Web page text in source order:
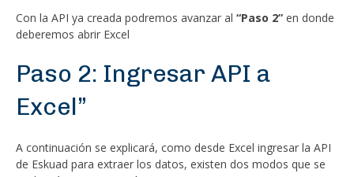
Con la API ya creada podremos avanzar al “Paso 2” en donde
deberemos abrir Excel
Paso 2: Ingresar API a
Excel”
A continuación se explicará, como desde Excel ingresar la API
de Eskuad para extraer los datos, existen dos modos que se